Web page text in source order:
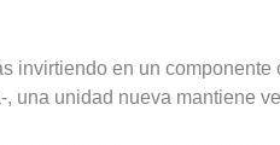
invirtiendo en un componente
una unidad nueva mantiene